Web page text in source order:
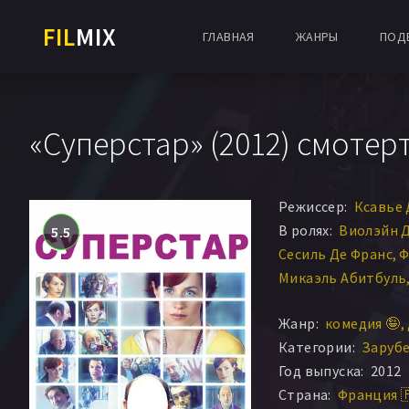
FILMIX ГЛАВНАЯ ЖАНРЫ
«Суперстар» (2012)
5.5
Режиссер: Ксавье
В ролях: Виолэйн
Сесиль Де Франс
Микаэль Абитбуль
Ален
Мари-Кристин
Пьер Диот Луи-
Стефан Войтович
Аврора Брутена
Жанр: комедия 🤪
Категории:
Год выпуска: 2012
Страна: